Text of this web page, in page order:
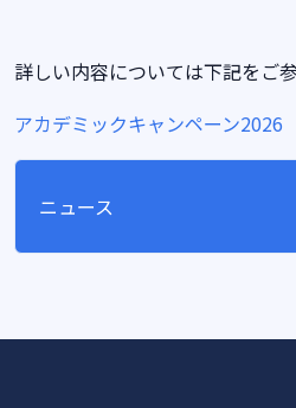
詳しい内容については下記をご
アカデミックキャンペーン2026
ニュース